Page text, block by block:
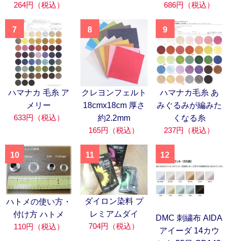
264円（税込）
686円（税込）
7
ハマナカ 毛糸 ア
メリー
633円（税込）
8
クレヨンフェルト
18cmx18cm 厚さ
約2.2mm
165円（税込）
9
ハマナカ毛糸 あ
みぐるみが編みた
くなる糸
237円（税込）
10
ハトメの使い方・
付け方 ハトメ
110円（税込）
11
ダイロン染料 プ
レミアムダイ
704円（税込）
12
DMC 刺繍布 AIDA
アイーダ 14カウ